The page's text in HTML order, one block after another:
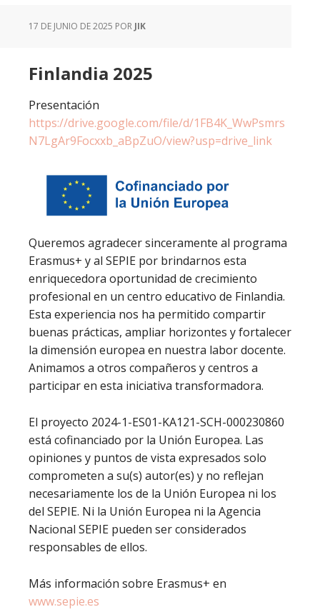
17 DE JUNIO DE 2025 POR JIK
Finlandia 2025
Presentación
https://drive.google.com/file/d/1FB4K_WwPsmrs
N7LgAr9Focxxb_aBpZuO/view?usp=drive_link
Queremos agradecer sinceramente al programa
Erasmus+ y al SEPIE por brindarnos esta
enriquecedora oportunidad de crecimiento
profesional en un centro educativo de Finlandia.
Esta experiencia nos ha permitido compartir
buenas prácticas, ampliar horizontes y fortalecer
la dimensión europea en nuestra labor docente.
Animamos a otros compañeros y centros a
participar en esta iniciativa transformadora.
El proyecto 2024-1-ES01-KA121-SCH-000230860
está cofinanciado por la Unión Europea. Las
opiniones y puntos de vista expresados solo
comprometen a su(s) autor(es) y no reflejan
necesariamente los de la Unión Europea ni los
del SEPIE. Ni la Unión Europea ni la Agencia
Nacional SEPIE pueden ser considerados
responsables de ellos.
Más información sobre Erasmus+ en
www.sepie.es